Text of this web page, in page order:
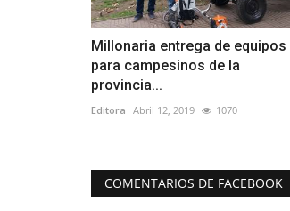
Millonaria entrega de equipos
para campesinos de la
provincia...
Editora Abril 12, 2019 1070
COMENTARIOS DE FACEBOOK